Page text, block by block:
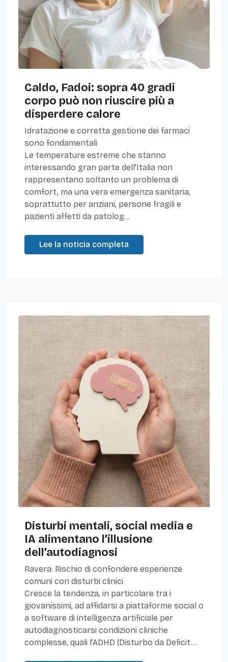
Caldo, Fadoi: sopra 40 gradi
corpo può non riuscire più a
disperdere calore
Idratazione e corretta gestione dei farmaci
sono fondamentali
Le temperature estreme che stanno
interessando gran parte dell’Italia non
rappresentano soltanto un problema di
comfort, ma una vera emergenza sanitaria,
soprattutto per anziani, persone fragili e
pazienti affetti da patolog...
Lee la noticia completa
Disturbi mentali, social media e
IA alimentano l’illusione
dell’autodiagnosi
Ravera: Rischio di confondere esperienze
comuni con disturbi clinici
Cresce la tendenza, in particolare tra i
giovanissimi, ad affidarsi a piattaforme social o
a software di intelligenza artificiale per
autodiagnosticarsi condizioni cliniche
complesse, quali l’ADHD (Disturbo da Deficit...